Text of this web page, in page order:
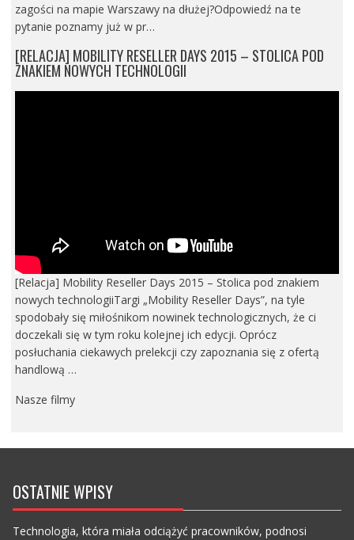
zagości na mapie Warszawy na dłużej?Odpowiedź na te
pytanie poznamy już w pr…
[RELACJA] MOBILITY RESELLER DAYS 2015 – STOLICA POD
ZNAKIEM NOWYCH TECHNOLOGII
[Relacja] Mobility Reseller Days 2015 – Stolica pod znakiem
nowych technologiiTargi „Mobility Reseller Days”, na tyle
spodobały się miłośnikom nowinek technologicznych, że ci
doczekali się w tym roku kolejnej ich edycji. Oprócz
posłuchania ciekawych prelekcji czy zapoznania się z ofertą
handlową …
Nasze filmy
OSTATNIE WPISY
Technologia, która miała odciążyć pracowników, podnosi